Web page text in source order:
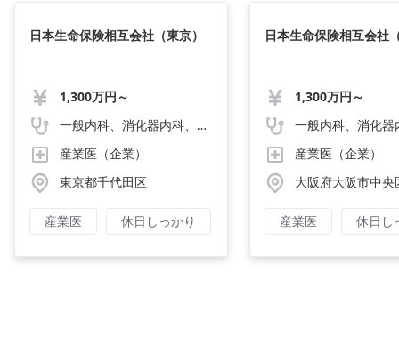
日本生命保険相互会社（東京）
1,300万円～
一般内科、消化器内科、循環器内科、呼吸器内科、血液内科、心療内科、脳神経内科、内分泌内科、老人内科、一般外科、消化器外科、心臓外科、呼吸器外科、脳神経外科、整形外科、形成外科、リハビリテーション科、小児科、産婦人科、婦人科、精神科、眼科、耳鼻咽喉科、皮膚科、泌尿器科、放射線科、人工透析、麻酔科、美容外科、人間ドック・検診、その他
産業医（企業）
東京都千代田区
産業医 休日しっかり
日本生命保険相互会社
1,300万円～
産業医（企業）
大阪府大阪市中央
産業医 休日し